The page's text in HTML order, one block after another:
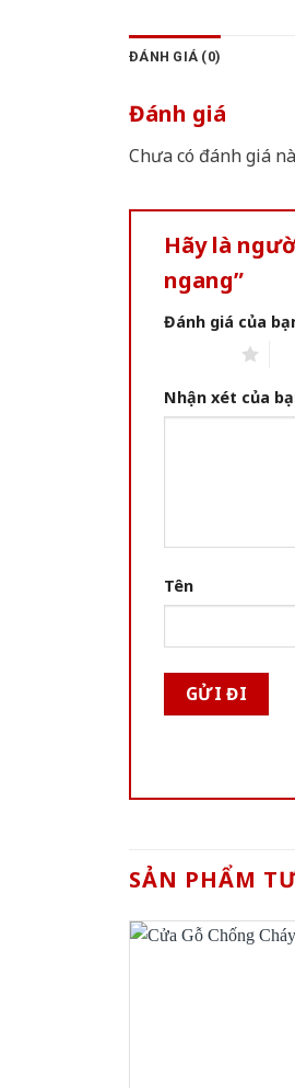
ĐÁNH GIÁ (0)
Đánh giá
Chưa có đánh giá
Hãy là
ngang”
Đánh giá của
Nhận xét của
Tên
SẢN PHẨM